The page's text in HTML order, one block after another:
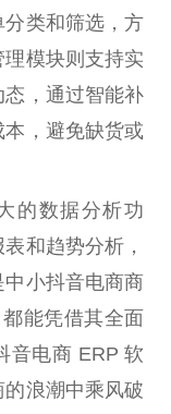
类和筛选，方
模块则支持实
，通过智能补
，避免缺货或
的数据分析功
和趋势分析，
小抖音电商商
能凭借其全面
音电商 ERP 软
浪潮中乘风破